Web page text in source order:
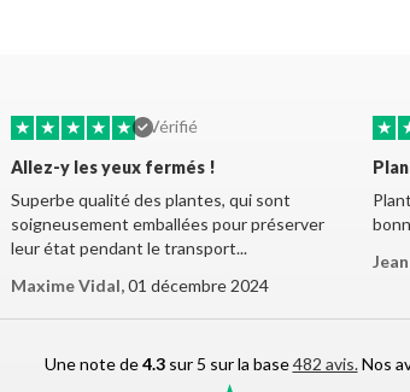
★ ★ ★ ★ ★
Vérifié
Allez-y les yeux fermés !
Superbe qualité des plantes, qui sont
soigneusement emballées pour préserver
leur état pendant le transport...
Maxime Vidal,01 décembre 2024
★
Une note de4.3sur 5 sur la base482 avis.Nos